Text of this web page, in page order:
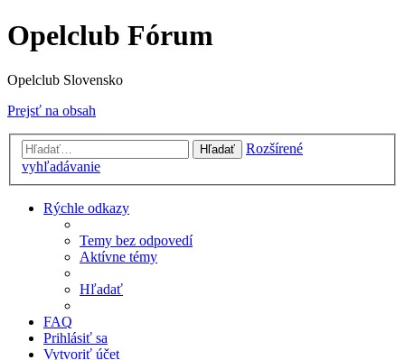
Opelclub Fórum
Opelclub Slovensko
Prejsť na obsah
Hľadať
Rozšírené
vyhľadávanie
Rýchle odkazy
Temy bez odpovedí
Aktívne témy
Hľadať
FAQ
Prihlásiť sa
Vytvoriť účet